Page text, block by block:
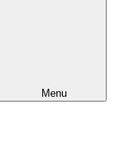
Menu